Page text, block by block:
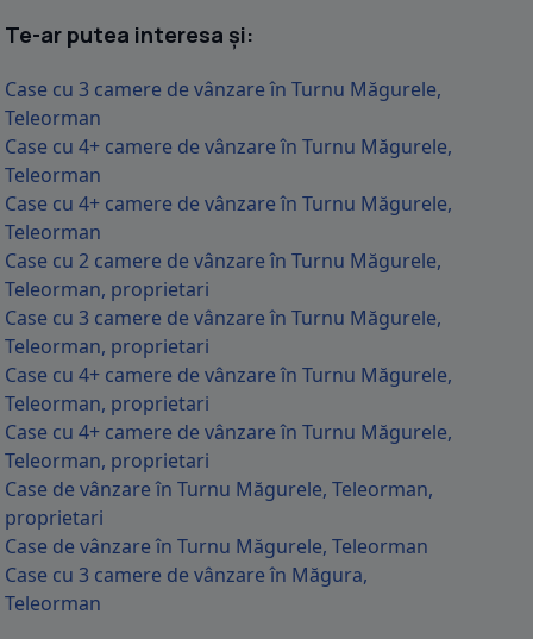
Te-ar putea interesa și:
Case cu 3 camere de vânzare în Turnu Măgurele,
Teleorman
Case cu 4+ camere de vânzare în Turnu Măgurele,
Teleorman
Case cu 4+ camere de vânzare în Turnu Măgurele,
Teleorman
Case cu 2 camere de vânzare în Turnu Măgurele,
Teleorman, proprietari
Case cu 3 camere de vânzare în Turnu Măgurele,
Teleorman, proprietari
Case cu 4+ camere de vânzare în Turnu Măgurele,
Teleorman, proprietari
Case cu 4+ camere de vânzare în Turnu Măgurele,
Teleorman, proprietari
Case de vânzare în Turnu Măgurele, Teleorman,
proprietari
Case de vânzare în Turnu Măgurele, Teleorman
Case cu 3 camere de vânzare în Măgura,
Teleorman